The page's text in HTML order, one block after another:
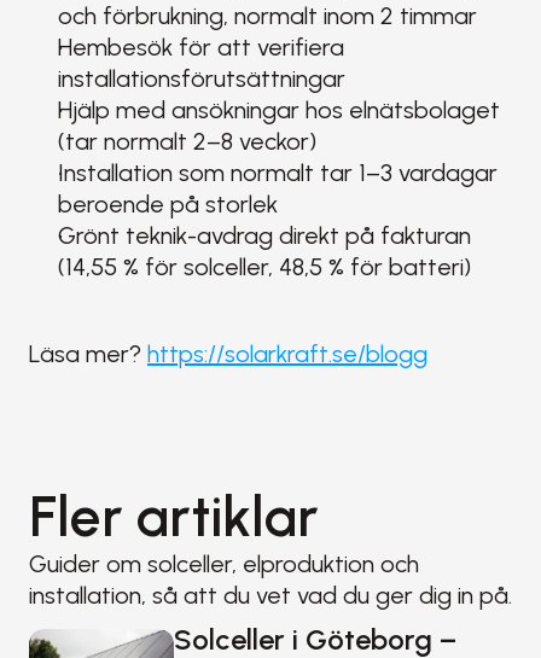
och förbrukning, normalt inom 2 timmar
Hembesök för att verifiera
installationsförutsättningar
Hjälp med ansökningar hos elnätsbolaget
(tar normalt 2–8 veckor)
Installation som normalt tar 1–3 vardagar
beroende på storlek
Grönt teknik-avdrag direkt på fakturan
(14,55 % för solceller, 48,5 % för batteri)
Läsa mer? https://solarkraft.se/blogg
Fler artiklar
Guider om solceller, elproduktion och
installation, så att du vet vad du ger dig in på.
Solceller i Göteborg –